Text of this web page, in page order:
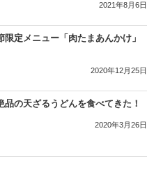
2021年8月6日
限定メニュー「肉たまあんかけ」
2020年12月25日
品の天ざるうどんを食べてきた！
2020年3月26日